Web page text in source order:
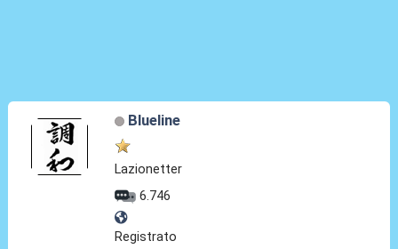
Blueline
Lazionetter
6.746
Registrato